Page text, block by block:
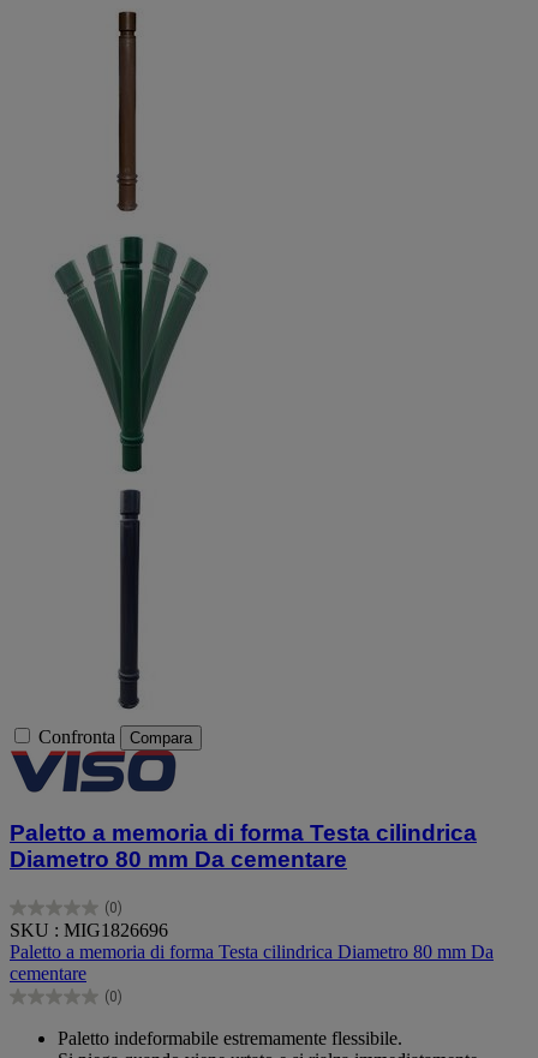
Confronta Compara
Paletto a memoria di forma Testa cilindrica
Diametro 80 mm Da cementare
(0)
0.0
su
5
stelle.
SKU : MIG1826696
Paletto a memoria di forma Testa cilindrica Diametro 80 mm Da
cementare
(0)
0.0
Paletto indeformabile estremamente flessibile.